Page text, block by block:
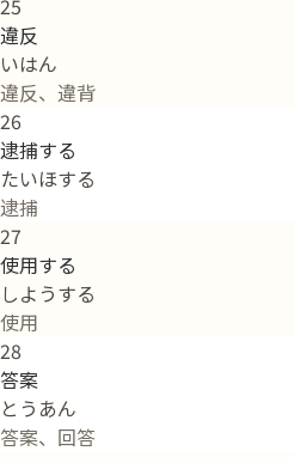
25
違反
いはん
違反、違背
26
逮捕する
たいほする
逮捕
27
使用する
しようする
使用
28
答案
とうあん
答案、回答